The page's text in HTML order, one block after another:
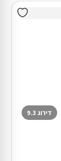
דירוג 9.3